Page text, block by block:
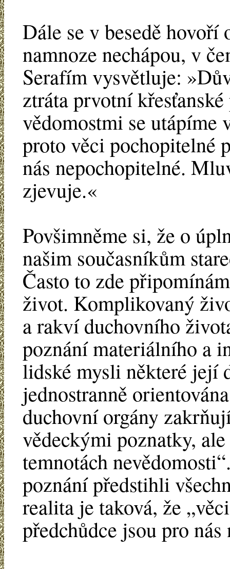
Dále se v besedě hovoří
namnoze nechápou, v
Serafím vysvětluje:
ztráta prvotní
vědomostmi se utápíme
proto věci pochopitelné
nás nepochopitelné.
zjevuje.«
Povšimněme si, že o
našim současníkům
Často to zde
život. Komplikovaný
a rakví duchovního
poznání materiálního a
lidské mysli některé její
jednostranně
duchovní orgány
vědeckými poznatky,
temnotách
poznání předstihli
realita je taková, že
předchůdce jsou pro